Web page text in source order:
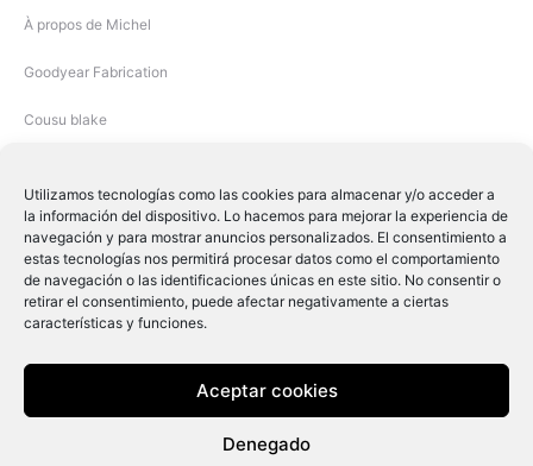
Utilizamos tecnologías como las cookies para almacenar y/o acceder a
la información del dispositivo. Lo hacemos para mejorar la experiencia de
navegación y para mostrar anuncios personalizados. El consentimiento a
estas tecnologías nos permitirá procesar datos como el comportamiento
de navegación o las identificaciones únicas en este sitio. No consentir o
retirar el consentimiento, puede afectar negativamente a ciertas
características y funciones.
Aceptar cookies
Denegado
À propos de Michel
Goodyear Fabrication
Cousu blake
Michel Shoes © 2019
a
n